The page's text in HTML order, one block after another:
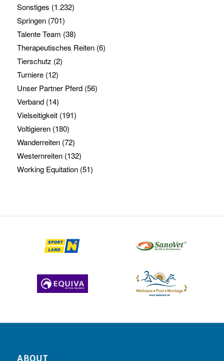
Sonstiges (1.232)
Springen(701)
Talente Team (38)
Therapeutisches Reiten(6)
Tierschutz (2)
Turniere(12)
Unser Partner Pferd(56)
Verband(14)
Vielseitigkeit(191)
Voltigieren(180)
Wanderreiten(72)
Westernreiten(132)
Working Equitation(51)
ABOUT